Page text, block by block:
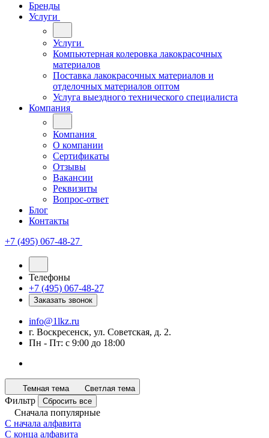
Бренды
Услуги
Услуги
Компьютерная колеровка лакокрасочных
материалов
Поставка лакокрасочных материалов и
отделочных материалов оптом
Услуга выездного технического специалиста
Компания
Компания
О компании
Сертификаты
Отзывы
Вакансии
Реквизиты
Вопрос-ответ
Блог
Контакты
+7 (495) 067-48-27
Телефоны
+7 (495) 067-48-27
Заказать звонок
info@1lkz.ru
г. Воскресенск, ул. Советская, д. 2.
Пн - Пт: с 9:00 до 18:00
Темная тема Светлая тема
Фильтр Сбросить все
Сначала популярные
С начала алфавита
С конца алфавита